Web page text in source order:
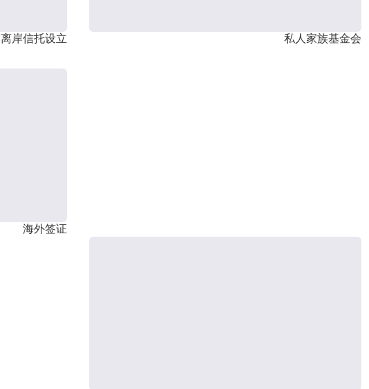
离岸信托设立 私人家族基金会
海外签证